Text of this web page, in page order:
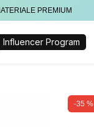
PREMIUM
Influencer Program
-35 %